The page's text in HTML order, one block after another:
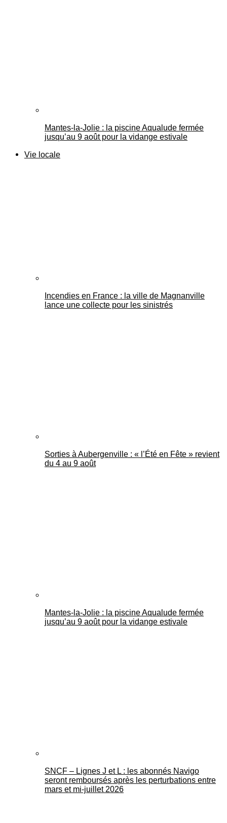
Mantes-la-Jolie : la piscine Aqualude fermée
jusqu’au 9 août pour la vidange estivale
Vie locale
Incendies en France : la ville de Magnanville
lance une collecte pour les sinistrés
Sorties à Aubergenville : « l’Été en Fête » revient
du 4 au 9 août
Mantes-la-Jolie : la piscine Aqualude fermée
jusqu’au 9 août pour la vidange estivale
SNCF – Lignes J et L : les abonnés Navigo
seront remboursés après les perturbations entre
mars et mi-juillet 2026